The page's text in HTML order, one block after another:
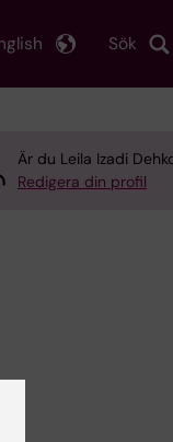
Sök
Är du Leila Izadi
Redigera din profil